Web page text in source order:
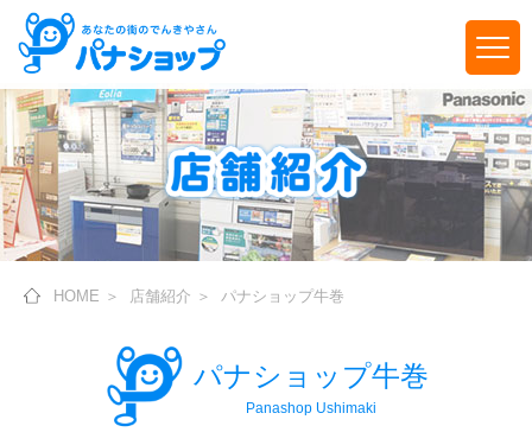
HOME ＞ 店舗紹介 ＞ パナショップ牛巻
パナショップ牛巻
Panashop Ushimaki